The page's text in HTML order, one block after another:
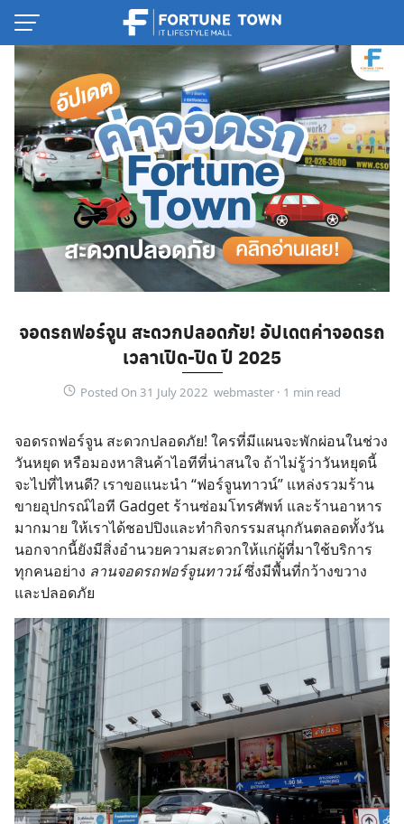
Skip
content
จอดรถฟอร์จูน สะดวกปลอดภัย! อัปเดตค่าจอดรถ
เวลาเปิด-ปิด ปี 2025
Posted On 31 July 2022 webmaster ·
จอดรถฟอร์จูน สะดวกปลอดภัย! ใครที่มีแผนจะพักผ่อนในช่วง
วันหยุด หรือมองหาสินค้าไอทีที่น่าสนใจ ถ้าไม่รู้ว่าวันหยุดนี้
จะไปที่ไหนดี? เราขอแนะนำ “ฟอร์จูนทาวน์” แหล่งรวมร้าน
ขายอุปกรณ์ไอที Gadget ร้านซ่อมโทรศัพท์ และร้านอาหาร
มากมาย ให้เราได้ชอปปิงและทำกิจกรรมสนุกกันตลอดทั้งวัน
นอกจากนี้ยังมีสิ่งอำนวยความสะดวกให้แก่ผู้ที่มาใช้บริการ
ทุกคนอย่าง ลานจอดรถฟอร์จูนทาวน์ซึ่งมีพื้นที่กว้างขวาง
และปลอดภัย